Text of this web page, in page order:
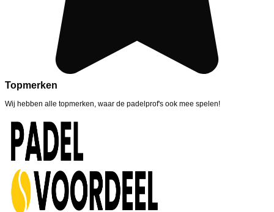
Topmerken
Wij hebben alle topmerken, waar de padelprof's ook mee spelen!